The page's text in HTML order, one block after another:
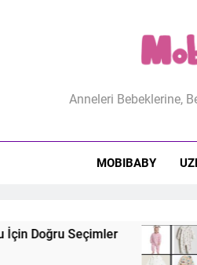
MobiBaby
Anneleri Bebeklerine,
MOBIBABY
Doğru Seçimler